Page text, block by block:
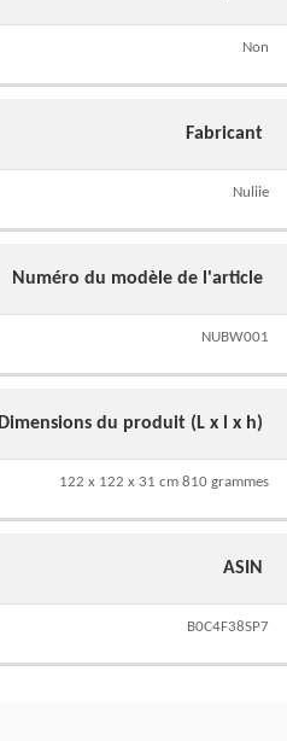
Non
Fabricant
Nuliie
Numéro du modèle de l'article
NUBW001
Dimensions du produit (L x l x h)
122 x 122 x 31 cm 810 grammes
ASIN
B0C4F38SP7